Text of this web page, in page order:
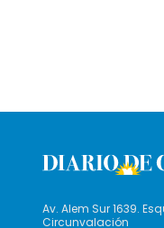
Av. Alem Sur 1639.
Circunvalación